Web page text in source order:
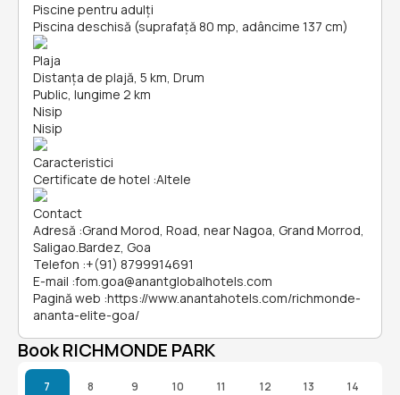
Piscine pentru adulți
Piscina deschisă (suprafață 80 mp, adâncime 137 cm)
Plaja
Distanța de plajă, 5 km, Drum
Public, lungime 2 km
Nisip
Nisip
Caracteristici
Certificate de hotel :Altele
Contact
Adresă :Grand Morod, Road, near Nagoa, Grand Morrod,
Saligao.Bardez, Goa
Telefon :+(91) 8799914691
E-mail :fom.goa@anantglobalhotels.com
Pagină web :https://www.anantahotels.com/richmonde-
ananta-elite-goa/
Book RICHMONDE PARK
7 8 9 10 11 12 13 14